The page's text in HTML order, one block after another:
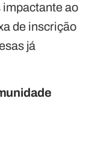
impactante ao
de inscrição
já